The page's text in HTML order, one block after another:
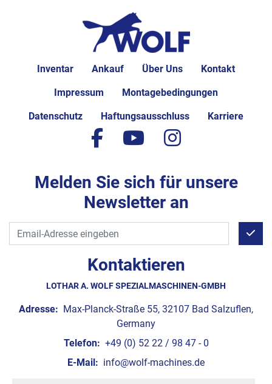
Inventar Ankauf Über Uns Kontakt
Impressum Montagebedingungen
Datenschutz Haftungsausschluss Karriere
Kontaktieren
LOTHAR A. WOLF SPEZIALMASCHINEN-GMBH
Adresse: Max-Planck-Straße 55, 32107 Bad Salzuflen,
Germany
Telefon: +49 (0) 52 22 / 98 47 - 0
E-Mail: info@wolf-machines.de
facebook
youtubeinstagram
Melden Sie sich für unsere
Newsletter an